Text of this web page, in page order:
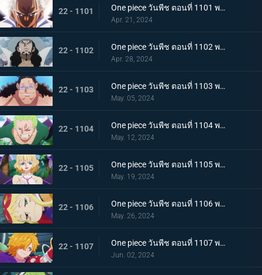
22 - 1101 One piece วันพีช ตอนที่ 1101 พากย์ไทย มนุษยชาติสุดแกร่ง พลังพิเศษของเซราฟิม
Apr. 21, 2024
22 - 1102 One piece วันพีช ตอนที่ 1102 พากย์ไทย แผนการอันผิดแผก ปฏิบัติการหนีจากเอ็กเฮด
Apr. 28, 2024
22 - 1103 One piece วันพีช ตอนที่ 1103 พากย์ไทย หันหลังให้พ่อของฉัน! ความปรารถนาอันไร้ประโยชน์ของบอนนี่!
May. 05, 2024
22 - 1104 One piece วันพีช ตอนที่ 1104 พากย์ไทย สถานการณ์สิ้นหวัง การโจมตีเต็มกำลังของเซราฟิม
May. 12, 2024
22 - 1105 One piece วันพีช ตอนที่ 1105 พากย์ไทย การกบฏอันงดงาม สตุสซี่คนทรยศ
May. 19, 2024
22 - 1106 One piece วันพีช ตอนที่ 1106 พากย์ไทย เกิดเหตุฉุกเฉิน ตามหาดอกเตอร์เวก้าพังค์
May. 26, 2024
22 - 1107 One piece วันพีช ตอนที่ 1107 พากย์ไทย สั่นสะท้าน เงื้อมมือมารที่แอบเข้ามาในศูนย์วิจัย
Jun. 02, 2024